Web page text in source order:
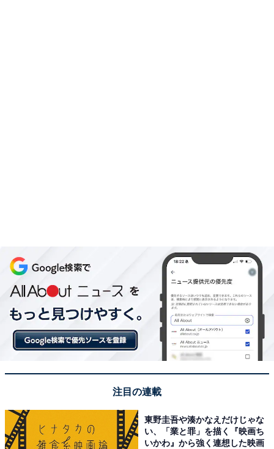
注目の連載
東野圭吾や湊かなえだけじゃな
い、「業と罪」を描く『映画ち
いかわ』から強く連想した映画